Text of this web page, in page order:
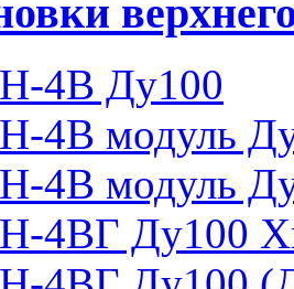
4В Ду100
4В модуль
4В модуль
4ВГ Ду100